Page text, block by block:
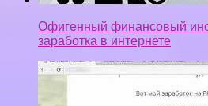
Офигенный финансовый
заработка в интернете